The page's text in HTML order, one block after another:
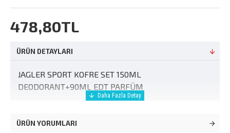
478,80TL
ÜRÜN DETAYLARI
JAGLER SPORT KOFRE SET 150ML
DEODORANT+90ML EDT PARFÜM
ÜRÜN YORUMLARI